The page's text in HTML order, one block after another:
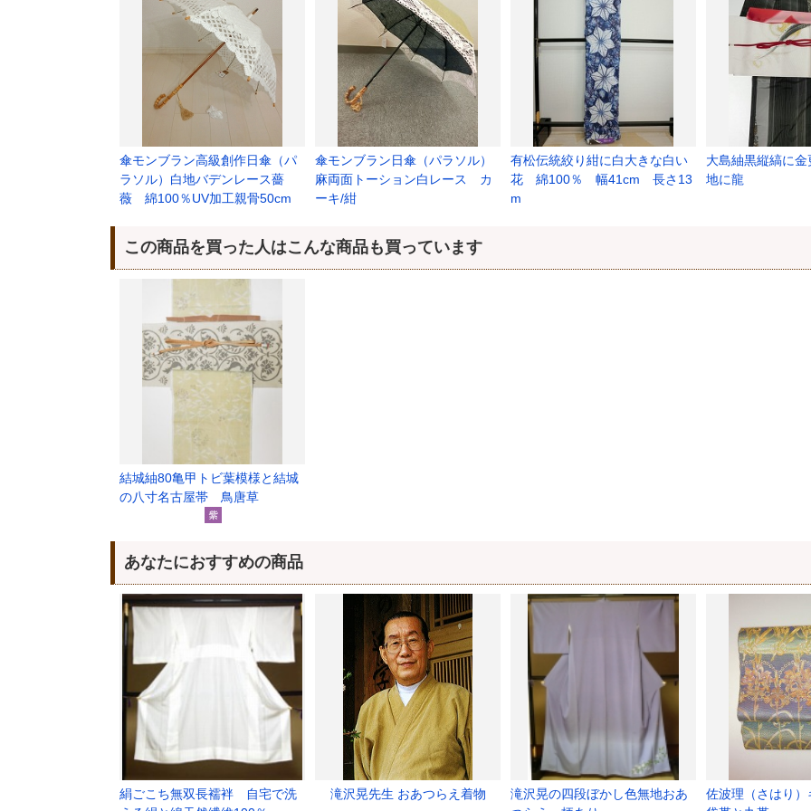
傘モンブラン高級創作日傘（パ
ラソル）白地バデンレース薔
薇 綿100％UV加工親骨50cm
傘モンブラン日傘（パラソル）
麻両面トーション白レース カ
ーキ/紺
有松伝統絞り紺に白大きな白い
花 綿100％ 幅41cm 長さ13
m
大島紬黒縦縞に
地に龍
この商品を買った人はこんな商品も買っています
結城紬80亀甲トビ葉模様と結城
の八寸名古屋帯 鳥唐草
あなたにおすすめの商品
絹ごこち無双長襦袢 自宅で洗
滝沢晃先生 おあつらえ着物
滝沢晃の四段ぼかし色無地おあ
佐波理（さはり